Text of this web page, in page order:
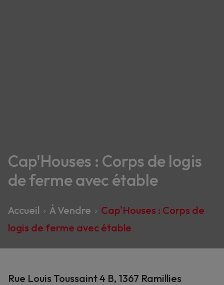
Cap'Houses : Corps de logis
de ferme avec étable
Accueil À Vendre
Cap'Houses : Corps de
logis de ferme avec étable
Rue Louis Toussaint 4 B, 1367 Ramillies